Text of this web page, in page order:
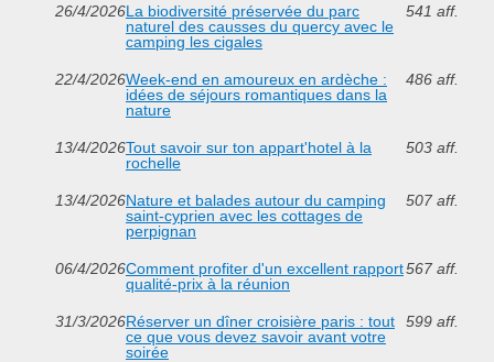
26/4/2026La biodiversité préservée du parc
naturel des causses du quercy avec le
camping les cigales
541 aff.
22/4/2026Week-end en amoureux en ardèche :
idées de séjours romantiques dans la
nature
486 aff.
13/4/2026Tout savoir sur ton appart'hotel à la
rochelle
503 aff.
13/4/2026Nature et balades autour du camping
saint-cyprien avec les cottages de
perpignan
507 aff.
06/4/2026Comment profiter d'un excellent rapport
qualité-prix à la réunion
567 aff.
31/3/2026Réserver un dîner croisière paris : tout
ce que vous devez savoir avant votre
soirée
599 aff.